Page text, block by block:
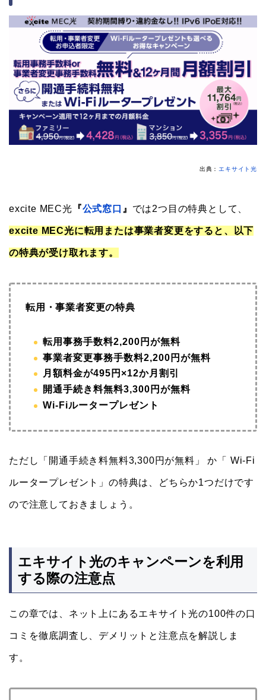
出典：エキサイト光
excite MEC光 『公式窓口 』 では2つ目の特典として、
excite MEC光に転用または事業者変更をすると、以下
の特典が受け取れます。
転用・事業者変更の特典
転用事務手数料2,200円が無料
事業者変更事務手数料2,200円が無料
月額料金が495円×12か月割引
開通手続き料無料3,300円が無料
Wi-Fiルータープレゼント
ただし「開通手続き料無料3,300円が無料」 か「 Wi-Fi
ルータープレゼント」の特典は、どちらか1つだけです
ので注意しておきましょう。
エキサイト光のキャンペーンを利用
する際の注意点
この章では、ネット上にあるエキサイト光の100件の口
コミを徹底調査し、デメリットと注意点を解説しま
す。